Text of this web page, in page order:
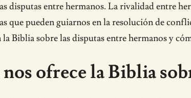
disputas entre hermanos. La rivalidad entre
que pueden guiarnos en la resolución de
la Biblia sobre las disputas entre hermanos y
nos ofrece la Biblia